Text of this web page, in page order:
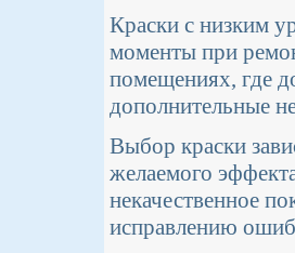
Краски с низким
моменты при
помещениях, где
дополнительные
Выбор краски
желаемого
некачественное
исправлению